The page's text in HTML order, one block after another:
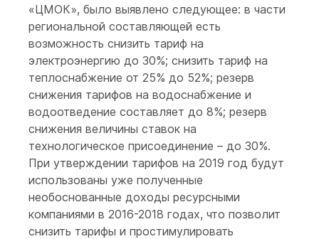
«ЦМОК», было выявлено следующее: в части
региональной составляющей есть
возможность снизить тариф на
электроэнергию до 30%; снизить тариф на
теплоснабжение от 25% до 52%; резерв
снижения тарифов на водоснабжение и
водоотведение составляет до 8%; резерв
снижения величины ставок на
технологическое присоединение – до 30%.
При утверждении тарифов на 2019 год будут
использованы уже полученные
необоснованные доходы ресурсными
компаниями в 2016-2018 годах, что позволит
снизить тарифы и простимулировать